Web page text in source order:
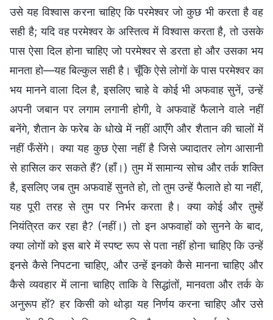
उसे यह विश्वास करना चाहिए कि परमेश्वर जो कुछ भी करता है वह
सही है; यदि वह परमेश्वर के अस्तित्व में विश्वास करता है, तो उसके
पास ऐसा दिल होना चाहिए जो परमेश्वर से डरता हो और उसका भय
मानता हो—यह बिल्कुल सही है। चूँकि ऐसे लोगों के पास परमेश्वर का
भय मानने वाला दिल है, इसलिए चाहे वे कोई भी अफवाह सुनें, उन्हें
अपनी जबान पर लगाम लगानी होगी, वे अफवाहें फैलाने वाले नहीं
बनेंगे, शैतान के फरेब के धोखे में नहीं आएँगे और शैतान की चालों में
नहीं फँसेंगे। क्या यह कुछ ऐसा नहीं है जिसे ज्यादातर लोग आसानी
से हासिल कर सकते हैं? (हाँ।) तुम में सामान्य सोच और तर्क शक्ति
है, इसलिए जब तुम अफवाहें सुनते हो, तो तुम उन्हें फैलाते हो या नहीं,
यह पूरी तरह से तुम पर निर्भर करता है। क्या कोई और तुम्हें
नियंत्रित कर रहा है? (नहीं।) तो इन अफवाहों को सुनने के बाद,
क्या लोगों को इस बारे में स्पष्ट रूप से पता नहीं होना चाहिए कि उन्हें
इनसे कैसे निपटना चाहिए, और उन्हें इनको कैसे मानना चाहिए और
कैसे व्यवहार में लाना चाहिए ताकि वे सिद्धांतों, मानवता और तर्क के
अनुरूप हों? हर किसी को थोड़ा यह निर्णय करना चाहिए और उसे